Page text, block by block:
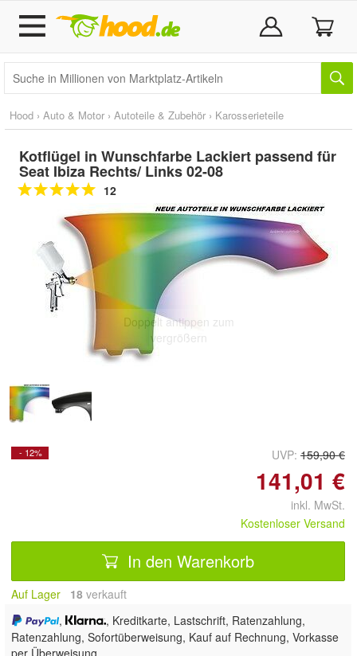
Hood › Auto & Motor › Autoteile & Zubehör › Karosserieteile
Kotflügel in Wunschfarbe Lackiert passend für
Seat Ibiza Rechts/ Links 02-08
12
Doppelt antippen zum
vergrößern
- 12% UVP: 159,90 €
141,01 €
inkl. MwSt.
Kostenloser Versand
In den Warenkorb
Auf Lager 18 verkauft
,
, Kreditkarte, Lastschrift, Ratenzahlung,
Ratenzahlung, Sofortüberweisung, Kauf auf Rechnung, Vorkasse